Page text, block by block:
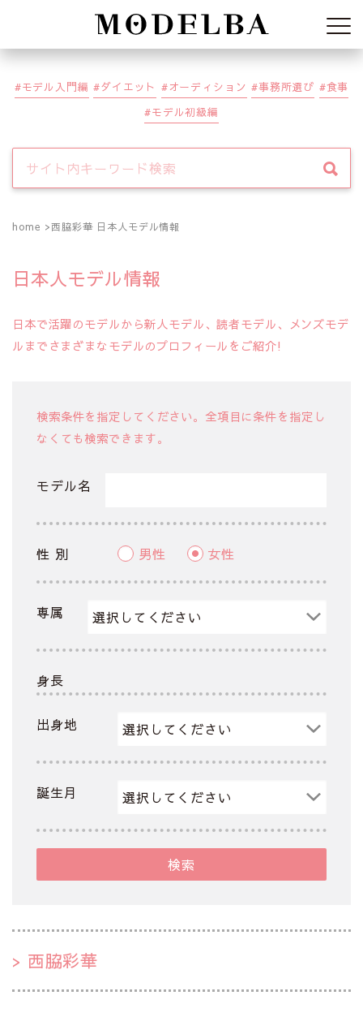
Modelba
モデル入門編 ダイエット オーディション 事務所選び
食事
モデル初級編
home 西脇彩華 日本人モデル情報
日本人モデル情報
日本で活躍のモデルから新人モデル、読者モデル、メンズモデ
ルまでさまざまなモデルのプロフィールをご紹介!
検索条件を指定してください。全項目に条件を指定し
なくても検索できます。
モデル名
性 別 男性 女性
専属
身長
出身地
誕生月
検索
西脇彩華